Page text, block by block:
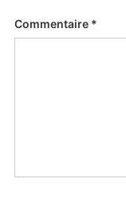
Commentaire *